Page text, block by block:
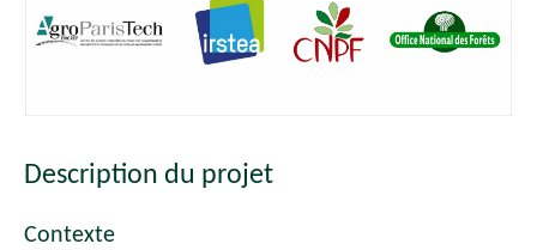
Description du projet
Contexte